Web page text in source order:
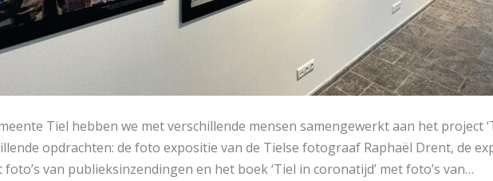
Tiel hebben we met verschillende mensen samengewerkt aan het project
opdrachten: de foto expositie van de Tielse fotograaf Raphaël Drent, de
foto’s van publieksinzendingen en het boek ‘Tiel in coronatijd’ met foto’s van…